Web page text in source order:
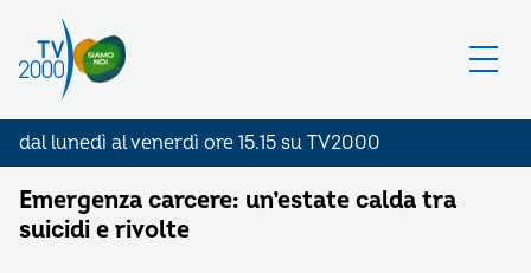
dal lunedì al venerdì ore 15.15 su TV2000
Emergenza carcere: un’estate calda tra
suicidi e rivolte